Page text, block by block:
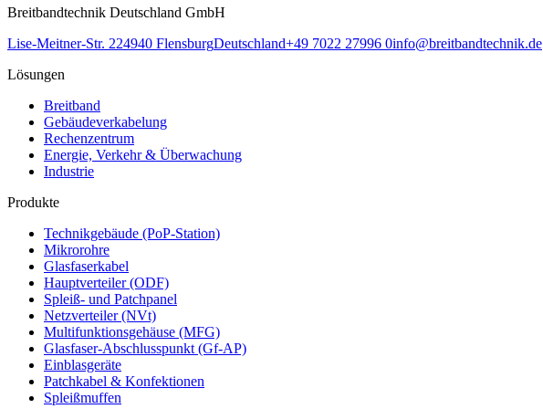
Breitbandtechnik Deutschland GmbH
Lise-Meitner-Str. 224940 FlensburgDeutschland+49 7022 27996 0info@breitbandtechnik.de
Lösungen
Breitband
Gebäudeverkabelung
Rechenzentrum
Energie, Verkehr & Überwachung
Industrie
Produkte
Technikgebäude (PoP-Station)
Mikrorohre
Glasfaserkabel
Hauptverteiler (ODF)
Spleiß- und Patchpanel
Netzverteiler (NVt)
Multifunktionsgehäuse (MFG)
Glasfaser-Abschlusspunkt (Gf-AP)
Einblasgeräte
Patchkabel & Konfektionen
Spleißmuffen